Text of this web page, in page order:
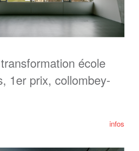
école
1er prix, collombey-
infos